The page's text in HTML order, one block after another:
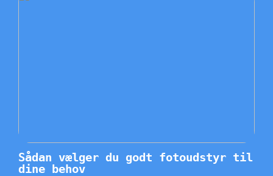
Sådan vælger du godt fotoudstyr til
dine behov